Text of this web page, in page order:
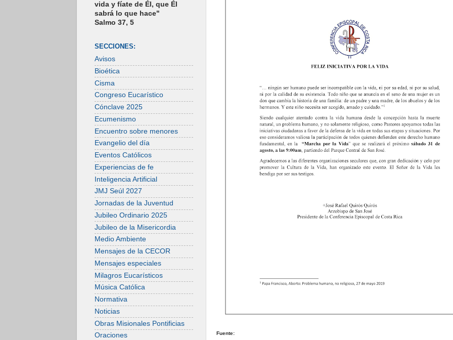
Fuente:
vida y fíate de Él, que Él
sabrá lo que hace"
Salmo 37, 5
SECCIONES:
Avisos
Bioética
Cisma
Congreso Eucarístico
Cónclave 2025
Ecumenismo
Encuentro sobre menores
Evangelio del día
Eventos Católicos
Experiencias de fe
Inteligencia Artificial
JMJ Seúl 2027
Jornadas de la Juventud
Jubileo Ordinario 2025
Jubileo de la Misericordia
Medio Ambiente
Mensajes de la CECOR
Mensajes especiales
Milagros Eucarísticos
Música Católica
Normativa
Noticias
Obras Misionales Pontificias
Oraciones